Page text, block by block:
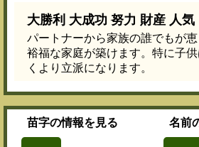
大勝利 大成功 努力 財産 人気
パートナーから家族の誰でもが
裕福な家庭が築けます。特に子
くより立派になります。
苗字の情報を見る 名前